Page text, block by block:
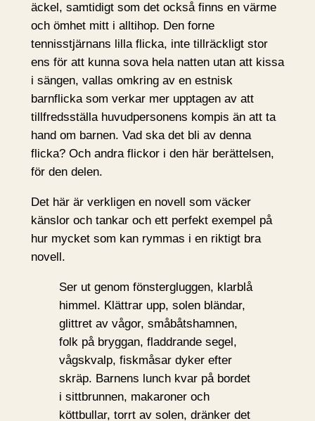
äckel, samtidigt som det också finns en värme
och ömhet mitt i alltihop. Den forne
tennisstjärnans lilla flicka, inte tillräckligt stor
ens för att kunna sova hela natten utan att kissa
i sängen, vallas omkring av en estnisk
barnflicka som verkar mer upptagen av att
tillfredsställa huvudpersonens kompis än att ta
hand om barnen. Vad ska det bli av denna
flicka? Och andra flickor i den här berättelsen,
för den delen.
Det här är verkligen en novell som väcker
känslor och tankar och ett perfekt exempel på
hur mycket som kan rymmas i en riktigt bra
novell.
Ser ut genom fönstergluggen, klarblå
himmel. Klättrar upp, solen bländar,
glittret av vågor, småbåtshamnen,
folk på bryggan, fladdrande segel,
vågskvalp, fiskmåsar dyker efter
skräp. Barnens lunch kvar på bordet
i sittbrunnen, makaroner och
köttbullar, torrt av solen, dränker det